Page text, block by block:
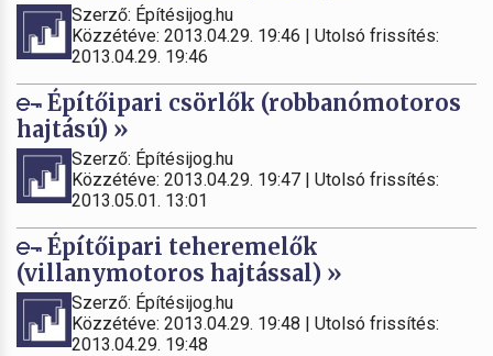
Szerző: Építésijog.hu
Közzétéve: 2013.04.29. 19:46 | Utolsó frissítés:
2013.04.29. 19:46
Építőipari csörlők (robbanómotoros
hajtású) »
Szerző: Építésijog.hu
Közzétéve: 2013.04.29. 19:47 | Utolsó frissítés:
2013.05.01. 13:01
Építőipari teheremelők
(villanymotoros hajtással) »
Szerző: Építésijog.hu
Közzétéve: 2013.04.29. 19:48 | Utolsó frissítés:
2013.04.29. 19:48